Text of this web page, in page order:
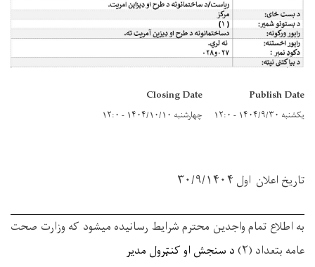
Publish Date
یکشنبه ۱۴۰۴/۹/۳۰ - ۱۲:۰
Closing Date
چهارشنبه ۱۴۰۴/۱۰/۱۰ - ۱۲:۰
تاریخ اعلان اول ۳۰/۹/۱۴۰۴
به اطلاع تمام واجدین محترم شرایط رسانیده میشود که وزارت صحت
عامه بتعداد (۲)
د سنجش او کنټرول مدیر